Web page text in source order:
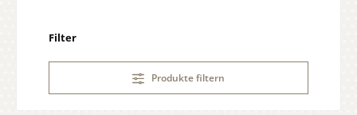
Filter
Produkte filtern